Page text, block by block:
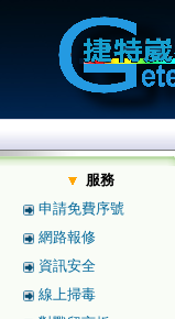
服務
申請免費序號
網路報修
資訊安全
線上掃毒